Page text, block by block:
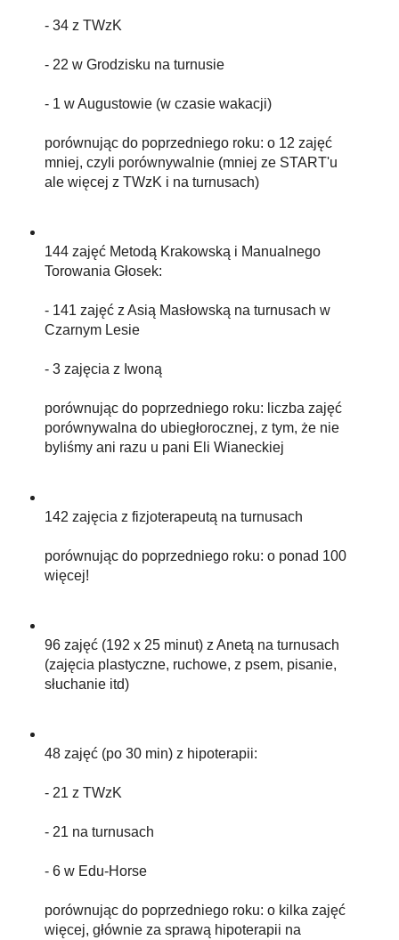
- 34 z TWzK
- 22 w Grodzisku na turnusie
- 1 w Augustowie (w czasie wakacji)
porównując do poprzedniego roku: o 12 zajęć
mniej, czyli porównywalnie (mniej ze START'u
ale więcej z TWzK i na turnusach)
144 zajęć Metodą Krakowską i Manualnego
Torowania Głosek:
- 141 zajęć z Asią Masłowską na turnusach w
Czarnym Lesie
- 3 zajęcia z Iwoną
porównując do poprzedniego roku: liczba zajęć
porównywalna do ubiegłorocznej, z tym, że nie
byliśmy ani razu u pani Eli Wianeckiej
142 zajęcia z fizjoterapeutą na turnusach
porównując do poprzedniego roku: o ponad 100
więcej!
96 zajęć (192 x 25 minut) z Anetą na turnusach
(zajęcia plastyczne, ruchowe, z psem, pisanie,
słuchanie itd)
48 zajęć (po 30 min) z hipoterapii:
- 21 z TWzK
- 21 na turnusach
- 6 w Edu-Horse
porównując do poprzedniego roku: o kilka zajęć
więcej, głównie za sprawą hipoterapii na